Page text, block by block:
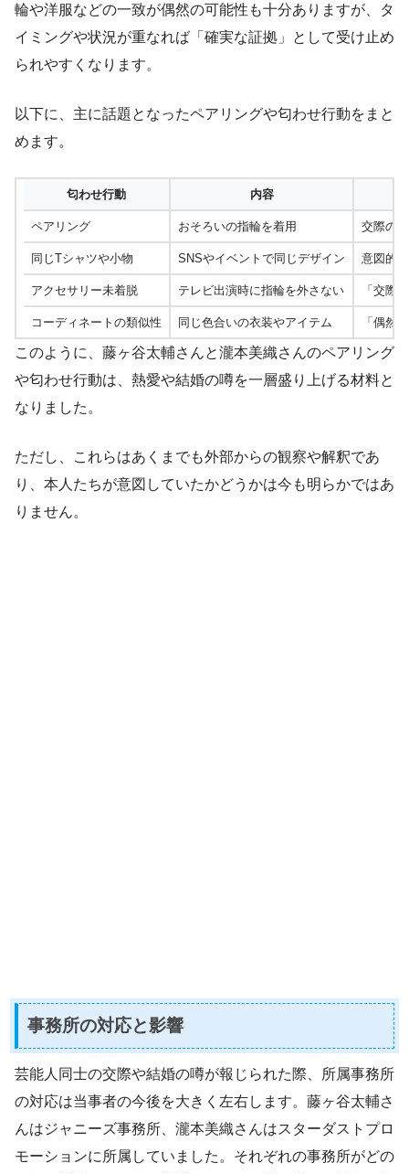
輪や洋服などの一致が偶然の可能性も十分ありますが、タ
イミングや状況が重なれば「確実な証拠」として受け止め
られやすくなります。
以下に、主に話題となったペアリングや匂わせ行動をまと
めます。
匂わせ行動 内容
ペアリング おそろいの指輪を着用 交際の
同じTシャツや小物 SNSやイベントで同じデザイン 意図的
アクセサリー未着脱 テレビ出演時に指輪を外さない 「交際
コーディネートの類似性 同じ色合いの衣装やアイテム 「偶然
このように、藤ヶ谷太輔さんと瀧本美織さんのペアリング
や匂わせ行動は、熱愛や結婚の噂を一層盛り上げる材料と
なりました。
ただし、これらはあくまでも外部からの観察や解釈であ
り、本人たちが意図していたかどうかは今も明らかではあ
りません。
事務所の対応と影響
芸能人同士の交際や結婚の噂が報じられた際、所属事務所
の対応は当事者の今後を大きく左右します。藤ヶ谷太輔さ
んはジャニーズ事務所、瀧本美織さんはスターダストプロ
モーションに所属していました。それぞれの事務所がどの